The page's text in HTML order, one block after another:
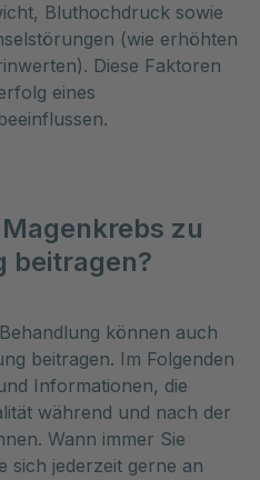
Bluthochdruck sowie
(wie erhöhten
Diese Faktoren
eines
zu
beitragen?
können auch
beitragen. Im Folgenden
Informationen, die
während und nach der
Wann immer Sie
sich jederzeit gerne an